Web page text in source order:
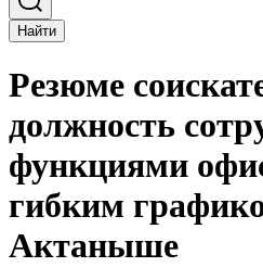
Найти
Резюме
должность
функциями
гибким
Актаныше